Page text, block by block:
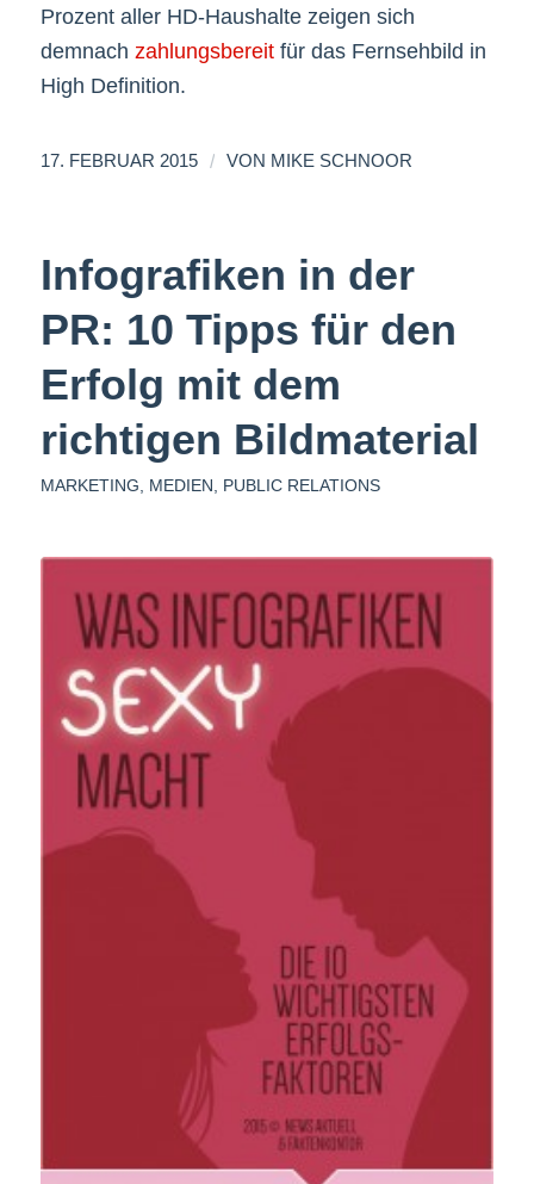
Prozent aller HD-Haushalte zeigen sich
demnach zahlungsbereitfür das Fernsehbild in
High Definition.
17. FEBRUAR 2015 / VON MIKE SCHNOOR
Infografiken in der
PR: 10 Tipps für den
Erfolg mit dem
richtigen Bildmaterial
MARKETING MEDIEN PUBLIC RELATIONS